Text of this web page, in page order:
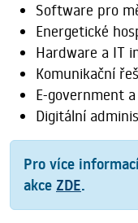
Software pro
Energetické
Hardware a IT
Komunikační
E-government
Digitální
Pro více
akce ZDE.